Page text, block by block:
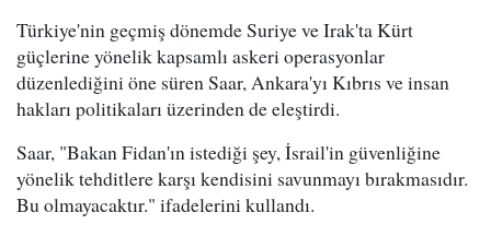
Türkiye'nin geçmiş dönemde Suriye ve Irak'ta Kürt
güçlerine yönelik kapsamlı askeri operasyonlar
düzenlediğini öne süren Saar, Ankara'yı Kıbrıs ve insan
hakları politikaları üzerinden de eleştirdi.
Saar, "Bakan Fidan'ın istediği şey, İsrail'in güvenliğine
yönelik tehditlere karşı kendisini savunmayı bırakmasıdır.
Bu olmayacaktır." ifadelerini kullandı.